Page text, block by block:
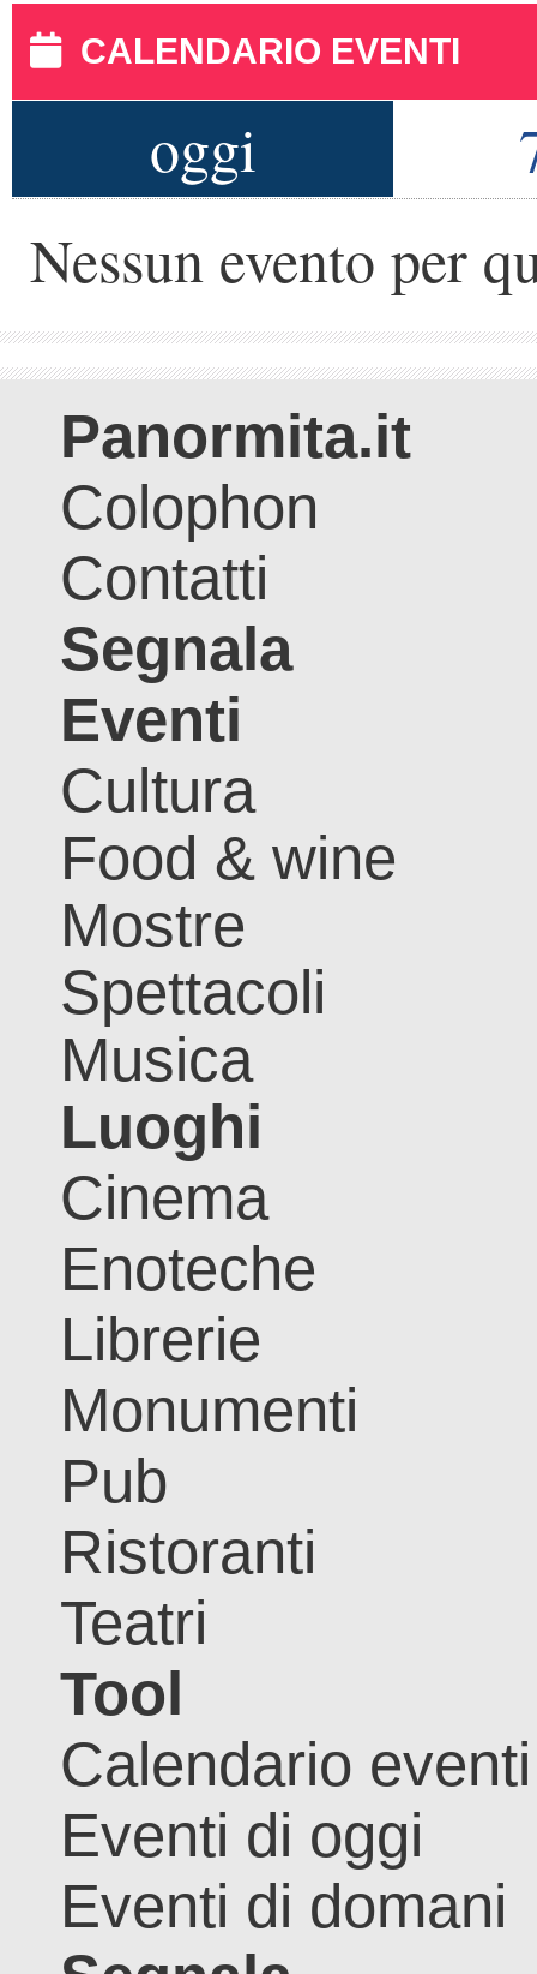
CALENDARIO EVENTI
oggi
Nessun evento per
Panormita.it
Colophon
Contatti
Segnala
Eventi
Cultura
Food & wine
Mostre
Spettacoli
Musica
Luoghi
Cinema
Enoteche
Librerie
Monumenti
Pub
Ristoranti
Teatri
Tool
Calendario eventi
Eventi di oggi
Eventi di domani